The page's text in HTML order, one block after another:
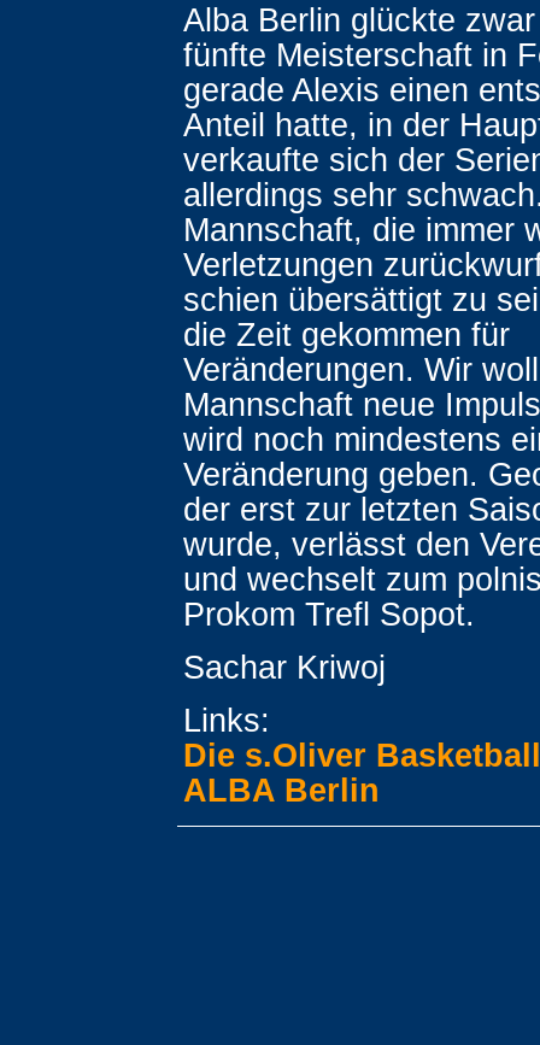
Alba Berlin glückte
fünfte Meisterschaft in
gerade Alexis einen
Anteil hatte, in der
verkaufte sich der
allerdings sehr
Mannschaft, die immer
Verletzungen
schien übersättigt zu
die Zeit gekommen für
Veränderungen. Wir
Mannschaft neue
wird noch mindestens
Veränderung geben.
der erst zur letzten
wurde, verlässt den
und wechselt zum
Prokom Trefl Sopot.
Sachar Kriwoj
Links:
Die s.Oliver
ALBA Berlin